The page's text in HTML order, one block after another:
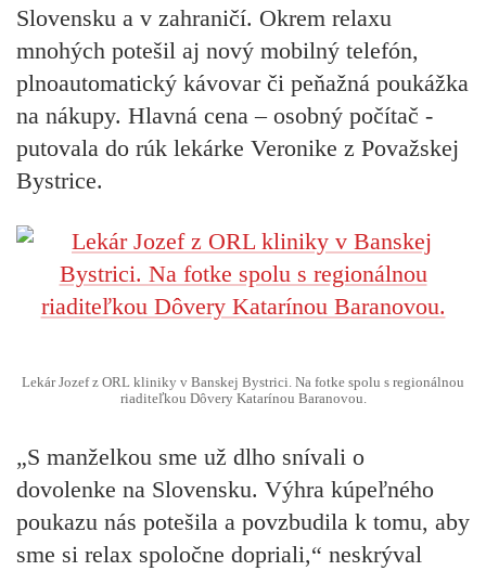
Slovensku a v zahraničí. Okrem relaxu
mnohých potešil aj nový mobilný telefón,
plnoautomatický kávovar či peňažná poukážka
na nákupy. Hlavná cena – osobný počítač -
putovala do rúk lekárke Veronike z Považskej
Bystrice.
Lekár Jozef z ORL kliniky v Banskej Bystrici. Na fotke spolu s regionálnou
riaditeľkou Dôvery Katarínou Baranovou.
„S manželkou sme už dlho snívali o
dovolenke na Slovensku. Výhra kúpeľného
poukazu nás potešila a povzbudila k tomu, aby
sme si relax spoločne dopriali,“ neskrýval